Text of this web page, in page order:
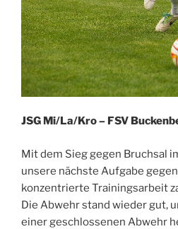
JSG Mi/La/Kro – FSV
Mit dem Sieg gegen Bruchsal
unsere nächste Aufgabe gegen
konzentrierte Trainingsarbeit
Die Abwehr stand wieder gut,
einer geschlossenen Abwehr